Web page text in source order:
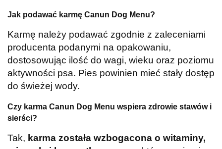
Jak podawać karmę Canun Dog Menu?
Karmę należy podawać zgodnie z zaleceniami
producenta podanymi na opakowaniu,
dostosowując ilość do wagi, wieku oraz poziomu
aktywności psa. Pies powinien mieć stały dostęp
do świeżej wody.
Czy karma Canun Dog Menu wspiera zdrowie stawów i
sierści?
Tak, karma została wzbogacona o witaminy,